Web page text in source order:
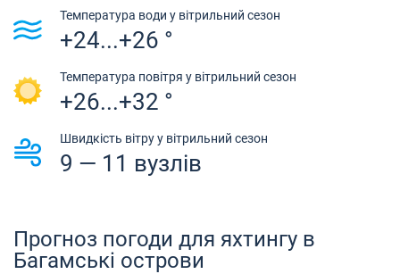
Температура води у вітрильний сезон
+24...+26 °
Температура повітря у вітрильний сезон
+26...+32 °
Швидкість вітру у вітрильний сезон
9 — 11 вузлів
Прогноз погоди для яхтингу в
Багамські острови